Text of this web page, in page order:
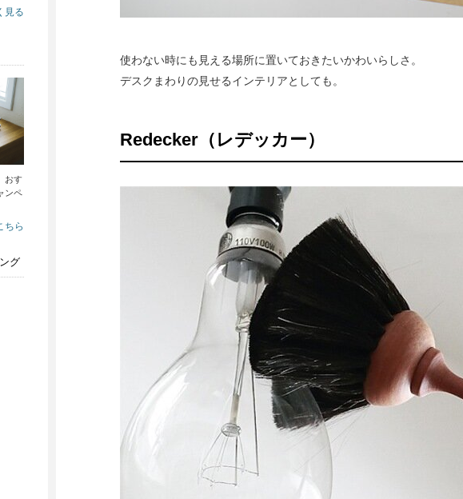
見る
おす
ンペ
ちら
グ
使わない時にも見える場所に置いておきたいかわいらしさ。
デスクまわりの見せるインテリアとしても。
Redecker（レデッカー）